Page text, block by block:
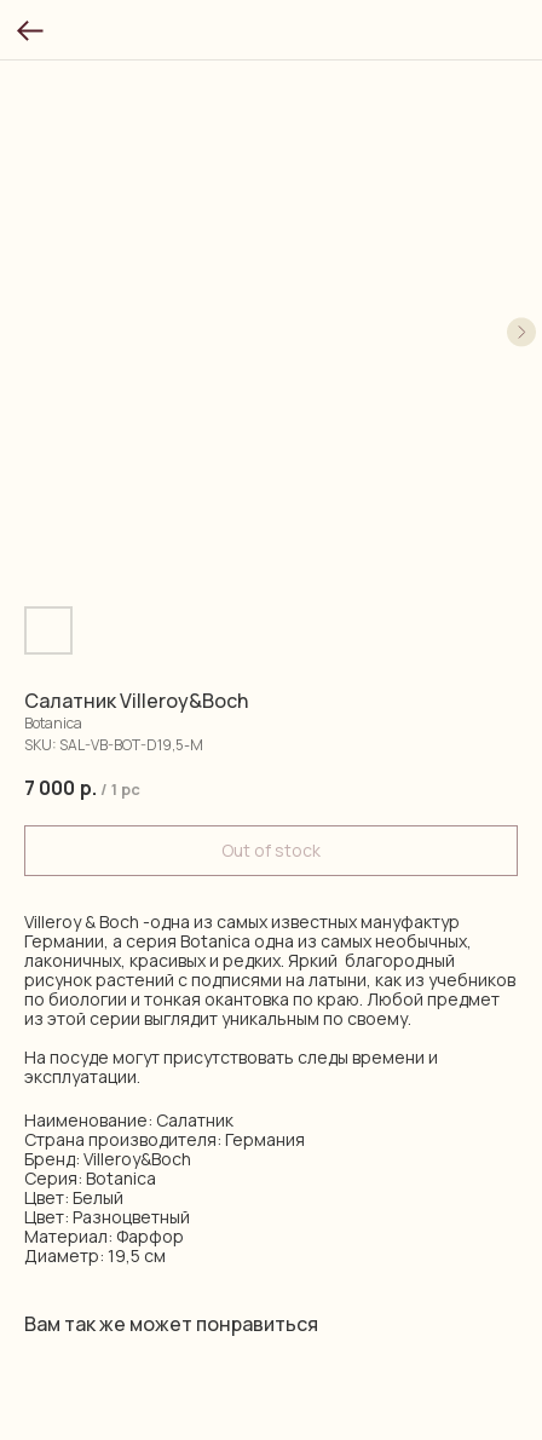
Салатник Villeroy&Boch
Botanica
SKU: SAL-VB-BOT-D19,5-M
7 000 р. / 1 pc
Out of stock
Villeroy & Boch -одна из самых известных мануфактур
Германии, а серия Botanica одна из самых необычных,
лаконичных, красивых и редких. Яркий благородный
рисунок растений с подписями на латыни, как из учебников
по биологии и тонкая окантовка по краю. Любой предмет
из этой серии выглядит уникальным по своему.
На посуде могут присутствовать следы времени и
эксплуатации.
Наименование: Салатник
Страна производителя: Германия
Бренд: Villeroy&Boch
Серия: Botanica
Цвет: Белый
Цвет: Разноцветный
Материал: Фарфор
Диаметр: 19,5 см
Вам так же может понравиться